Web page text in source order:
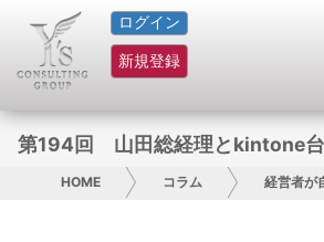
ログイン
新規登録
HOME
サービス紹介
グループ概要
第194回 山田総経理とkintone
HOME コラム 経営者が